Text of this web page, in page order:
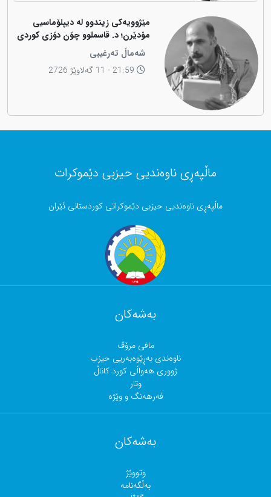
مێژوویەکی زیندوو لە دیپلۆماسیی
مۆدێرن؛ د. قاسملوو چۆن دۆزی کوردی
لە شاخەوە گواستەوە بۆ ناوەندە
بڕیاردەرەکانی جیهان؟
شەماڵ تەرغیبی
ماڵپەڕی ناوەندیی حیزبی دێموکرات
ماڵپەڕی ناوەندیی حیزبی دێموکراتی کوردستانی ئێران
بەشەکان
مافی مرۆڤ
ناوەندی بەڕێوەبەریی حیزب
ژووری هەواڵی کورد کاناڵ
وتار
فەرهەنگ و وێژە
بەشەکان
وتووێژ
بەڵگەنامە